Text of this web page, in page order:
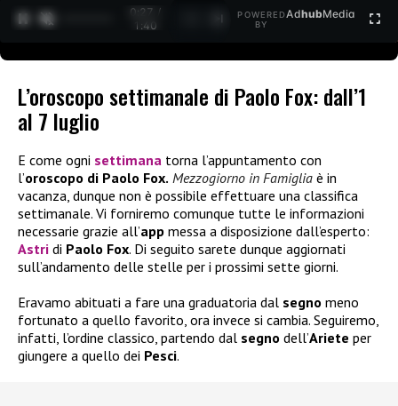
0:27 /
1:40
POWERED
BY
AdhubMedia
L’oroscopo settimanale di Paolo Fox: dall’1
al 7 luglio
E come ogni settimana torna l’appuntamento con
l’oroscopo di Paolo Fox. Mezzogiorno in Famiglia è in
vacanza, dunque non è possibile effettuare una classifica
settimanale. Vi forniremo comunque tutte le informazioni
necessarie grazie all’app messa a disposizione dall’esperto:
Astri di Paolo Fox. Di seguito sarete dunque aggiornati
sull’andamento delle stelle per i prossimi sette giorni.
Eravamo abituati a fare una graduatoria dal segno meno
fortunato a quello favorito, ora invece si cambia. Seguiremo,
infatti, l’ordine classico, partendo dal segno dell’Ariete per
giungere a quello dei Pesci.